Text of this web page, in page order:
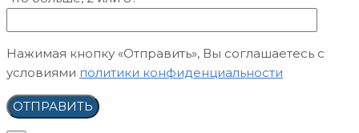
Нажимая кнопку «Отправить», Вы соглашаетесь с
условиями политики конфиденциальности